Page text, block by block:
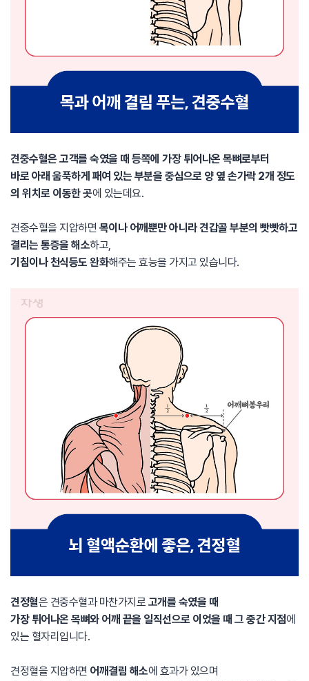
견중수혈은 고객를 숙였을 때 등쪽에 가장 튀어나온 목뼈로부터
바로 아래 움푹하게 패여 있는 부분을 중심으로 양 옆 손가락 2개 정도
의 위치로 이동한 곳에 있는데요.
견중수혈을 지압하면 목이나 어깨뿐만 아니라 견갑골 부분의 빳빳하고
결리는 통증을 해소하고,
기침이나 천식등도 완화해주는 효능을 가지고 있습니다.
견정혈은 견중수혈과 마찬가지로 고개를 숙였을 때
가장 튀어나온 목뼈와 어깨 끝을 일직선으로 이었을 때 그 중간 지점에
있는 혈자리입니다.
견정혈을 지압하면 어깨결림 해소에 효과가 있으며